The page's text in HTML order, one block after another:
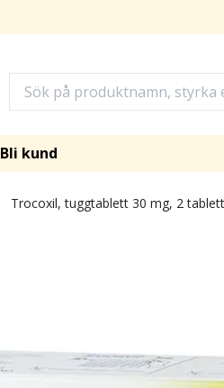
Bli kund
Trocoxil, tuggtablett 30 mg, 2